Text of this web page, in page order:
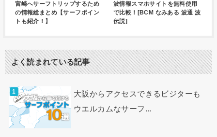
宮崎へサーフトリップするため
の情報総まとめ【サーフポイン
トも紹介！】
波情報スマホサイトを無料使用
で比較！[BCM なみある 波通 波
伝説]
よく読まれている記事
大阪からアクセスできるビジターも
ウエルカムなサーフ...